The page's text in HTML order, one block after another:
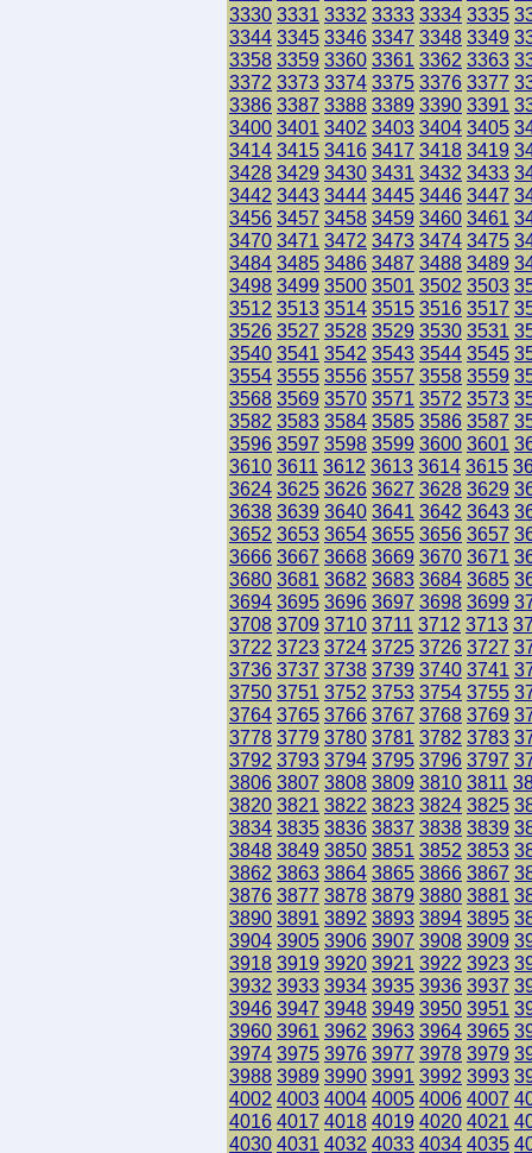
3330 3331 3332 3333 3334 3335
3344 3345 3346 3347 3348 3349
3358 3359 3360 3361 3362 3363
3372 3373 3374 3375 3376 3377
3386 3387 3388 3389 3390 3391
3400 3401 3402 3403 3404 3405
3414 3415 3416 3417 3418 3419
3428 3429 3430 3431 3432 3433
3442 3443 3444 3445 3446 3447
3456 3457 3458 3459 3460 3461
3470 3471 3472 3473 3474 3475
3484 3485 3486 3487 3488 3489
3498 3499 3500 3501 3502 3503
3512 3513 3514 3515 3516 3517
3526 3527 3528 3529 3530 3531
3540 3541 3542 3543 3544 3545
3554 3555 3556 3557 3558 3559
3568 3569 3570 3571 3572 3573
3582 3583 3584 3585 3586 3587
3596 3597 3598 3599 3600 3601
3610 3611 3612 3613 3614 3615
3624 3625 3626 3627 3628 3629
3638 3639 3640 3641 3642 3643
3652 3653 3654 3655 3656 3657
3666 3667 3668 3669 3670 3671
3680 3681 3682 3683 3684 3685
3694 3695 3696 3697 3698 3699
3708 3709 3710 3711 3712 3713
3722 3723 3724 3725 3726 3727
3736 3737 3738 3739 3740 3741
3750 3751 3752 3753 3754 3755
3764 3765 3766 3767 3768 3769
3778 3779 3780 3781 3782 3783
3792 3793 3794 3795 3796 3797
3806 3807 3808 3809 3810 3811
3820 3821 3822 3823 3824 3825
3834 3835 3836 3837 3838 3839
3848 3849 3850 3851 3852 3853
3862 3863 3864 3865 3866 3867
3876 3877 3878 3879 3880 3881
3890 3891 3892 3893 3894 3895
3904 3905 3906 3907 3908 3909
3918 3919 3920 3921 3922 3923
3932 3933 3934 3935 3936 3937
3946 3947 3948 3949 3950 3951
3960 3961 3962 3963 3964 3965
3974 3975 3976 3977 3978 3979
3988 3989 3990 3991 3992 3993
4002 4003 4004 4005 4006 4007
4016 4017 4018 4019 4020 4021
4030 4031 4032 4033 4034 4035